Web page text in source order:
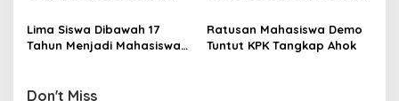
g
a
Pandemi Covid-19
Saja!
Lima Siswa Dibawah 17
Tahun Menjadi Mahasiswa
Ratusan Mahasiswa Demo
Tuntut KPK Tangkap Ahok
Don't Miss